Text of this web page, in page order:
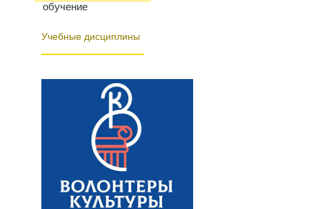
обучение
Учебные дисциплины